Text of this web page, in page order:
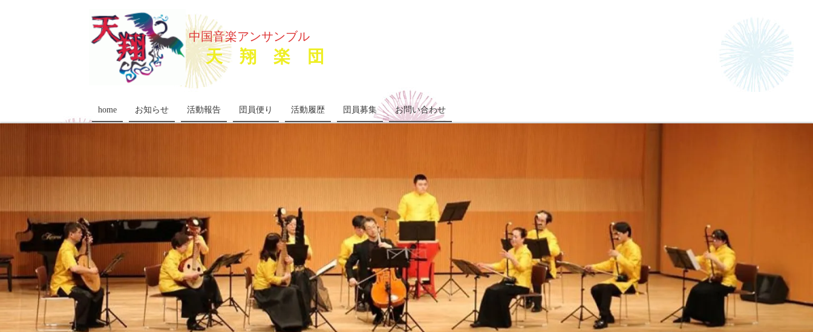
中国音楽アンサンブル
天 翔 楽 団
home お知らせ 活動報告 団員便り 活動履歴 団員募集 お問い合わせ